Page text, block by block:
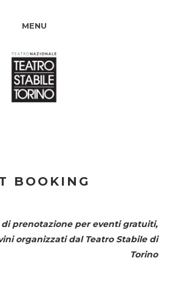
MENU
BOOKING
di prenotazione per eventi gratuiti,
organizzati dal Teatro Stabile di
Torino